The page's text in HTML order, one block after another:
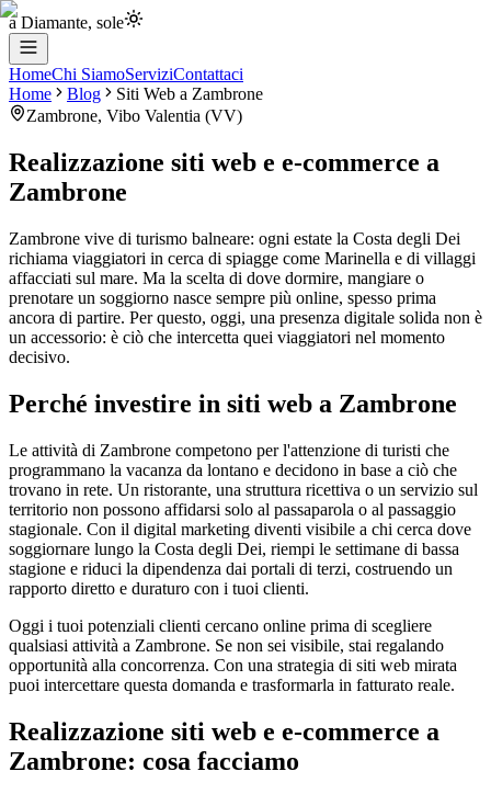
a Diamante, sole
HomeChi SiamoServiziContattaci
Home
Blog Siti Web a Zambrone
Zambrone, Vibo Valentia (VV)
Realizzazione siti web e e-commerce a
Zambrone
Zambrone vive di turismo balneare: ogni estate la Costa degli Dei
richiama viaggiatori in cerca di spiagge come Marinella e di villaggi
affacciati sul mare. Ma la scelta di dove dormire, mangiare o
prenotare un soggiorno nasce sempre più online, spesso prima
ancora di partire. Per questo, oggi, una presenza digitale solida non è
un accessorio: è ciò che intercetta quei viaggiatori nel momento
decisivo.
Perché investire in siti web a Zambrone
Le attività di Zambrone competono per l'attenzione di turisti che
programmano la vacanza da lontano e decidono in base a ciò che
trovano in rete. Un ristorante, una struttura ricettiva o un servizio sul
territorio non possono affidarsi solo al passaparola o al passaggio
stagionale. Con il digital marketing diventi visibile a chi cerca dove
soggiornare lungo la Costa degli Dei, riempi le settimane di bassa
stagione e riduci la dipendenza dai portali di terzi, costruendo un
rapporto diretto e duraturo con i tuoi clienti.
Oggi i tuoi potenziali clienti cercano online prima di scegliere
qualsiasi attività a Zambrone. Se non sei visibile, stai regalando
opportunità alla concorrenza. Con una strategia di siti web mirata
puoi intercettare questa domanda e trasformarla in fatturato reale.
Realizzazione siti web e e-commerce a
Zambrone: cosa facciamo